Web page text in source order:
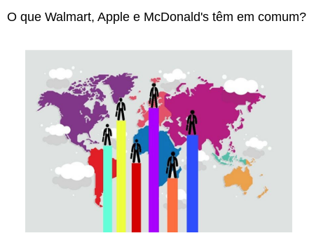
O que Walmart, Apple e McDonald's têm em comum?